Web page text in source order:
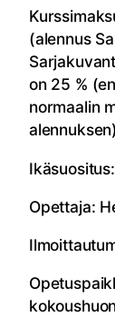
(alennus
on 25 %
normaalin
alennuksen)
Opettaja: